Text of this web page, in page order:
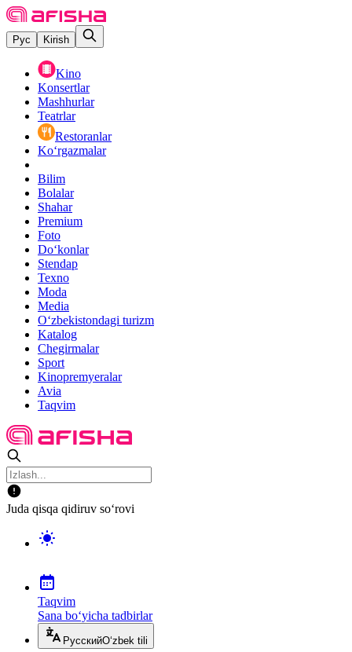
Рус Kirish
Kino
Konsertlar
Mashhurlar
Teatrlar
Restoranlar
Ko‘rgazmalar
Bilim
Bolalar
Shahar
Premium
Foto
Do‘konlar
Stendap
Texno
Moda
Media
O‘zbekistondagi turizm
Katalog
Chegirmalar
Sport
Kinopremyeralar
Avia
Taqvim
Juda qisqa qidiruv so‘rovi
Taqvim
Sana bo‘yicha tadbirlar
РусскийO‘zbek tili